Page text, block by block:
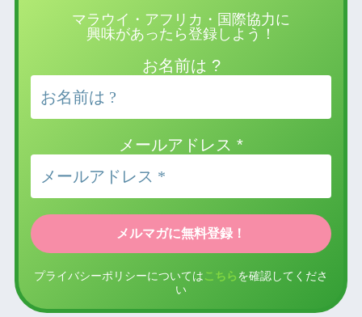
マラウイ・アフリカ・国際協力に
興味があったら登録しよう！
お名前は ?
メールアドレス *
プライバシーポリシーについては こちら を確認してくださ
い